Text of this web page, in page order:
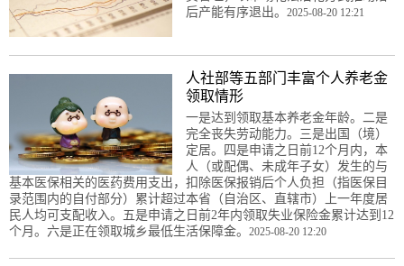
后产能有序退出。 2025-08-20 12:21
人社部等五部门丰富个人养老金
领取情形
一是达到领取基本养老金年龄。二是
完全丧失劳动能力。三是出国（境）
定居。四是申请之日前12个月内，本
人（或配偶、未成年子女）发生的与
基本医保相关的医药费用支出，扣除医保报销后个人负担（指医保目
录范围内的自付部分）累计超过本省（自治区、直辖市）上一年度居
民人均可支配收入。五是申请之日前2年内领取失业保险金累计达到12
个月。六是正在领取城乡最低生活保障金。 2025-08-20 12:20